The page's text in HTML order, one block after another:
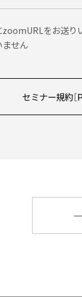
をお送り
せん
セミナー規約